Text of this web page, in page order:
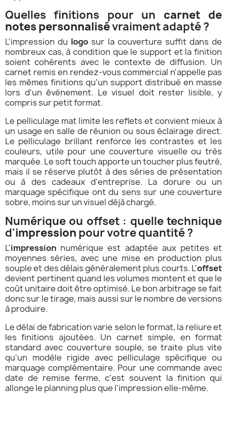
Quelles finitions pour un carnet de
notes personnalisévraiment adapté ?
L'impression du logo sur la couverture suffit dans de
nombreux cas, à condition que le support et la finition
soient cohérents avec le contexte de diffusion. Un
carnet remis en rendez-vous commercial n'appelle pas
les mêmes finitions qu'un support distribué en masse
lors d'un événement. Le visuel doit rester lisible, y
compris sur petit format.
Le pelliculage mat limite les reflets et convient mieux à
un usage en salle de réunion ou sous éclairage direct.
Le pelliculage brillant renforce les contrastes et les
couleurs, utile pour une couverture visuelle ou très
marquée. Le soft touch apporte un toucher plus feutré,
mais il se réserve plutôt à des séries de présentation
ou à des cadeaux d'entreprise. La dorure ou un
marquage spécifique ont du sens sur une couverture
sobre, moins sur un visuel déjà chargé.
Numérique ou offset : quelle technique
d'impression pour votre quantité ?
L'impression numérique est adaptée aux petites et
moyennes séries, avec une mise en production plus
souple et des délais généralement plus courts. L'offset
devient pertinent quand les volumes montent et que le
coût unitaire doit être optimisé. Le bon arbitrage se fait
donc sur le tirage, mais aussi sur le nombre de versions
à produire.
Le délai de fabrication varie selon le format, la reliure et
les finitions ajoutées. Un carnet simple, en format
standard avec couverture souple, se traite plus vite
qu'un modèle rigide avec pelliculage spécifique ou
marquage complémentaire. Pour une commande avec
date de remise ferme, c'est souvent la finition qui
allonge le planning plus que l'impression elle-même.